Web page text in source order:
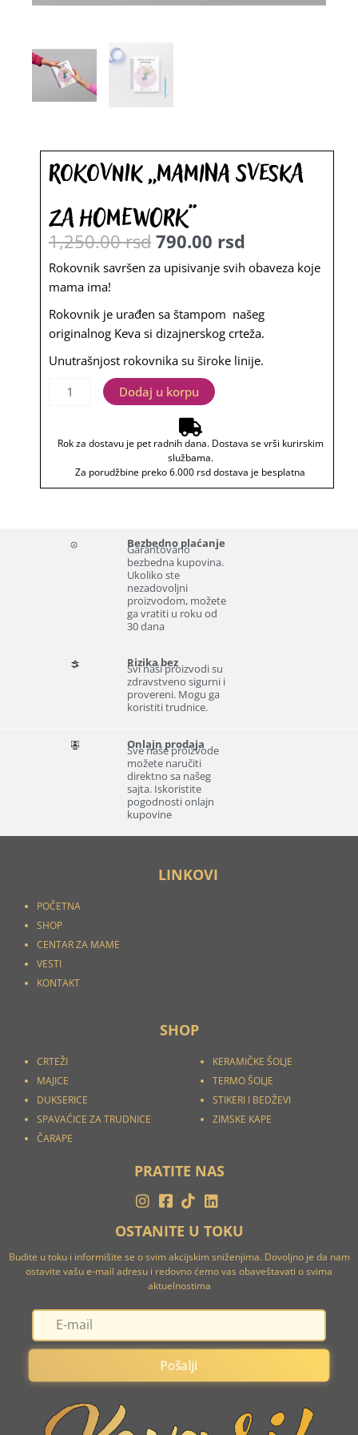
Rokovnik „Mamina sveska
za homework“
1,250.00rsd
Originalna
je
bila:
1,250.00
rsd.
790.00 rsd
Trenutna
je:
790.00
rsd.
Rokovnik savršen za upisivanje svih obaveza koje
mama ima!
Rokovnik je urađen sa štampom našeg
originalnog Keva si dizajnerskog crteža.
Unutrašnjost rokovnika su široke linije.
Rokovnik
za
količina
Dodaj u korpu
Rok za dostavu je pet radnih dana. Dostava se vrši kurirskim
službama.
Za porudžbine preko 6.000 rsd dostava je besplatna
Bezbedno plaćanje
Garantovano
bezbedna kupovina.
Ukoliko ste
nezadovoljni
proizvodom, možete
ga vratiti u roku od
30 dana
Rizika bez
Svi naši proizvodi su
zdravstveno sigurni i
provereni. Mogu ga
koristiti trudnice.
Onlajn prodaja
Sve naše proizvode
možete naručiti
direktno sa našeg
sajta. Iskoristite
pogodnosti onlajn
kupovine
LINKOVI
POČETNA
SHOP
CENTAR ZA MAME
VESTI
KONTAKT
SHOP
CRTEŽI
MAJICE
DUKSERICE
SPAVAĆICE ZA TRUDNICE
ČARAPE
KERAMIČKE ŠOLJE
TERMO ŠOLJE
STIKERI I BEDŽEVI
ZIMSKE KAPE
PRATITE NAS
OSTANITE U TOKU
Budite u toku i informišite se o svim akcijskim sniženjima. Dovoljno je da nam
ostavite vašu e-mail adresu i redovno ćemo vas obaveštavati o svima
aktuelnostima
Pošalji